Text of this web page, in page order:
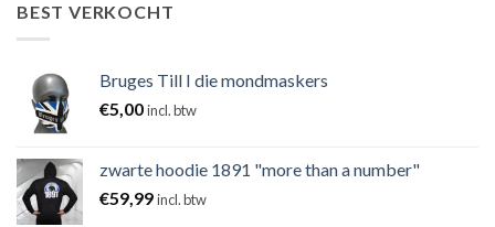
BEST VERKOCHT
Bruges Till I die mondmaskers
€5,00incl. btw
zwarte hoodie 1891 "more than a number"
€59,99incl. btw